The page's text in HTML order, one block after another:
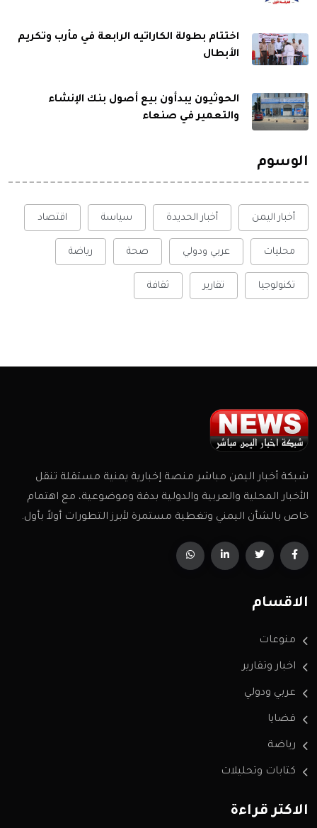
اختتام بطولة الكاراتيه الرابعة في مأرب وتكريم
الأبطال
الحوثيون يبدأون بيع أصول بنك الإنشاء
والتعمير في صنعاء
الوسوم
أخبار اليمن أخبار الحديدة سياسة اقتصاد
محليات عربي ودولي صحة رياضة
تكنولوجيا تقارير ثقافة
شبكة أخبار اليمن مباشر منصة إخبارية يمنية مستقلة تنقل
الأخبار المحلية والعربية والدولية بدقة وموضوعية، مع اهتمام
خاص بالشأن اليمني وتغطية مستمرة لأبرز التطورات أولاً بأول.
الاقسام
منوعات
اخبار وتقارير
عربي ودولي
قضايا
رياضة
كتابات وتحليلات
الاكثر قراءة